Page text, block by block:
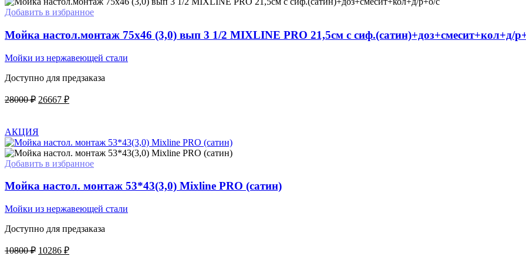
Добавить в избранное
Мойка настол.монтаж 75х46 (3,0) вып 3 1/2 MIXLINE PRO 21,5см с сиф.(сатин)+доз+смесит+кол+д/
Мойки из нержавеющей стали
Доступно для предзаказа
28000₽ Первоначальная
28000 ₽.
26667 ₽Текущая
АКЦИЯ
Добавить в избранное
Мойка настол. монтаж 53*43(3,0) Mixline PRO (сатин)
Мойки из нержавеющей стали
Доступно для предзаказа
10800₽ Первоначальная
10286 ₽Текущая